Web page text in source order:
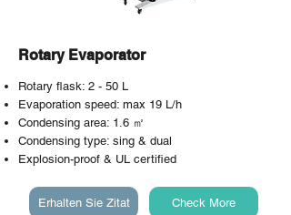
Rotary Evaporator
Rotary flask: 2 - 50 L
Evaporation speed: max 19 L/h
Condensing area: 1.6 ㎡
Condensing type: sing & dual
Explosion-proof & UL certified
Erhalten Sie Zitat Check More